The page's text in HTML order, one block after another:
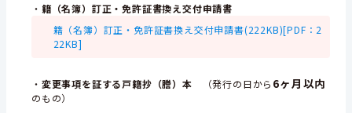
・ 籍（名簿）訂正・免許証書換え交付申請書
籍（名簿）訂正・免許証書換え交付申請書(222KB)[PDF：2
22KB]
・ 変更事項を証する戸籍抄（謄）本 （発行の日から 6ヶ月以内
のもの）